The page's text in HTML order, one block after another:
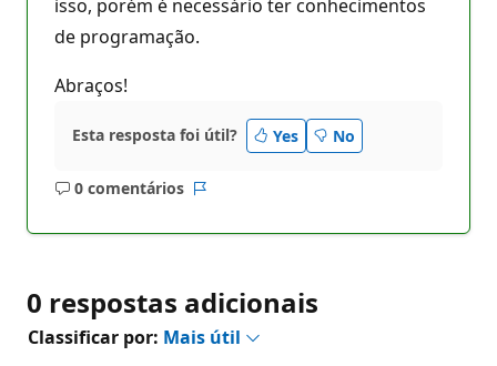
isso, porém é necessário ter conhecimentos
de programação.
Abraços!
Esta resposta foi útil? Yes No
0 comentários
Sem
0 respostas adicionais
Classificar por: Mais útil